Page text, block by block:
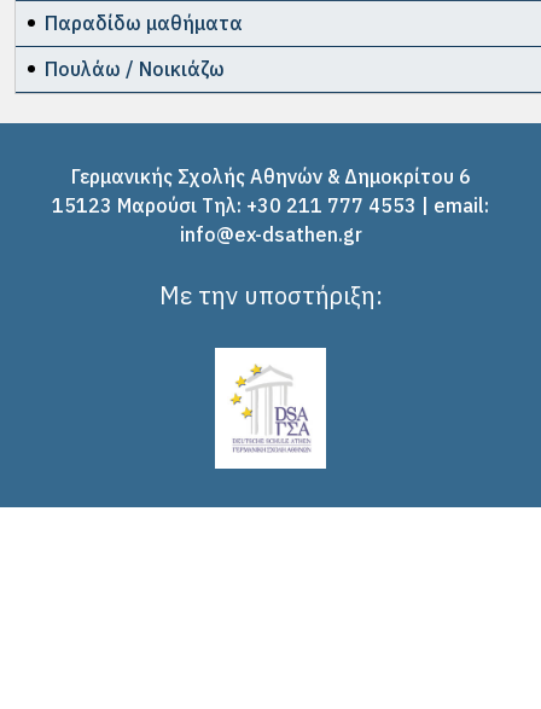
Παραδίδω μαθήματα
Πουλάω / Νοικιάζω
Γερμανικής Σχολής Αθηνών & Δημοκρίτου 6
15123 Μαρούσι Tηλ: +30 211 777 4553 | email:
info@ex-dsathen.gr
Με την υποστήριξη: